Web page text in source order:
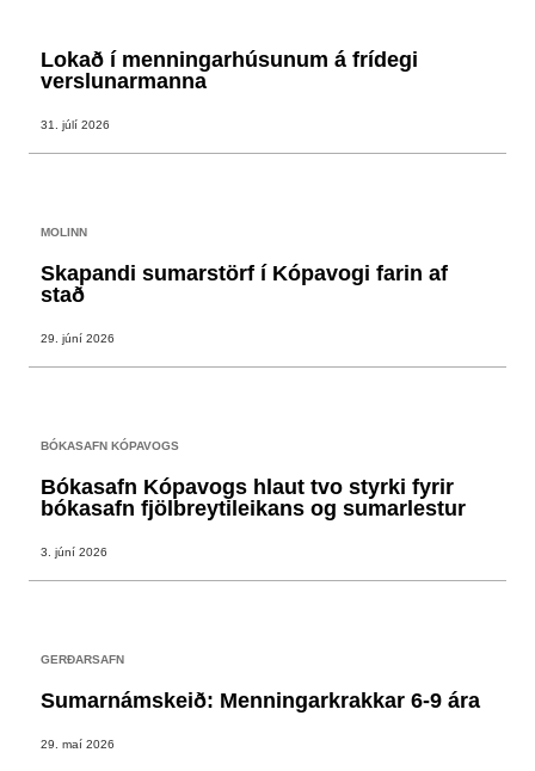
Lokað í menningarhúsunum á frídegi
verslunarmanna
31. júlí 2026
MOLINN
Skapandi sumarstörf í Kópavogi farin af
stað
29. júní 2026
BÓKASAFN KÓPAVOGS
Bókasafn Kópavogs hlaut tvo styrki fyrir
bókasafn fjölbreytileikans og sumarlestur
3. júní 2026
GERÐARSAFN
Sumarnámskeið: Menningarkrakkar 6-9 ára
29. maí 2026